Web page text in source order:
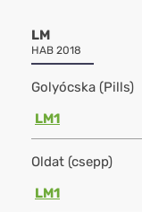
LM
HAB 2018
Golyócska (Pills)
LM1
Oldat (csepp)
LM1